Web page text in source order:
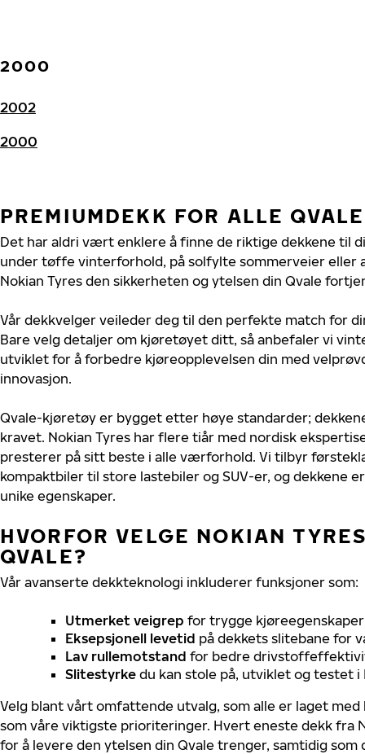
2000
2002
2000
PREMIUMDEKK FOR ALLE
Det har aldri vært enklere å finne de riktige dekkene til
under tøffe vinterforhold, på solfylte sommerveier eller
Nokian Tyres den sikkerheten og ytelsen din Qvale
Vår dekkvelger veileder deg til den perfekte match for
Bare velg detaljer om kjøretøyet ditt, så anbefaler vi
utviklet for å forbedre kjøreopplevelsen din med
innovasjon.
Qvale-kjøretøy er bygget etter høye standarder;
kravet. Nokian Tyres har flere tiår med nordisk
presterer på sitt beste i alle værforhold. Vi tilbyr
kompaktbiler til store lastebiler og SUV-er, og dekkene
unike egenskaper.
HVORFOR VELGE NOKIAN
QVALE?
Vår avanserte dekkteknologi inkluderer funksjoner som:
Utmerket veigrep for trygge
Eksepsjonell levetid på dekkets slitebane for
Lav rullemotstand for bedre
Slitestyrke du kan stole på, utviklet og testet i
Velg blant vårt omfattende utvalg, som alle er laget
som våre viktigste prioriteringer. Hvert eneste dekk fra
for å levere den ytelsen din Qvale trenger, samtidig som